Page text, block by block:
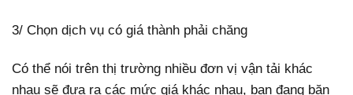
3/ Chọn dịch vụ có giá thành phải chăng
Có thể nói trên thị trường nhiều đơn vị vận tải khác
nhau sẽ đưa ra các mức giá khác nhau, bạn đang băn